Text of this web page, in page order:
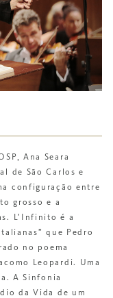
Ana Seara
de São Carlos e
configuração entre
grossoe a
L’Infinitoé a
que Pedro
no poema
Leopardi. Uma
ASinfonia
da Vida de um